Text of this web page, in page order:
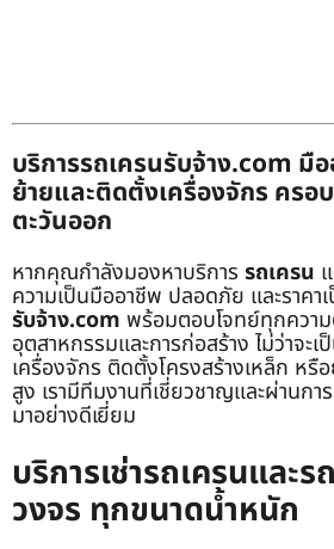
บริการรถเครนรับจ้าง.com มื
ย้ายและติดตั้งเครื่องจักร คร
ตะวันออก
หากคุณกำลังมองหาบริการ รถเครน
ความเป็นมืออาชีพ ปลอดภัย และราคา
รับจ้าง.com พร้อมตอบโจทย์ทุกควา
อุตสาหกรรมและการก่อสร้าง ไม่ว่าจะ
เครื่องจักร ติดตั้งโครงสร้างเหล็ก ห
สูง เรามีทีมงานที่เชี่ยวชาญและผ่านกา
มาอย่างดีเยี่ยม
บริการเช่ารถเครนและ
วงจร ทุกขนาดน้ำหนัก